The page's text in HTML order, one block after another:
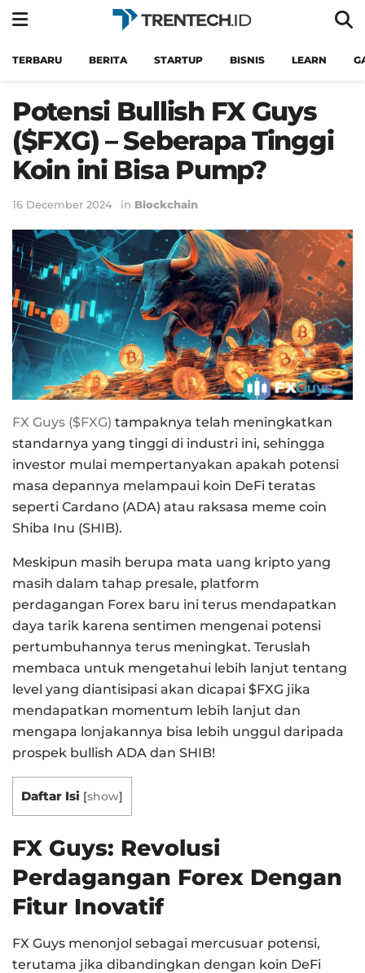
TERBARU BERITA STARTUP BISNIS LEARN
Potensi Bullish FX Guys
($FXG) – Seberapa Tinggi
Koin ini Bisa Pump?
16 December 2024 in Blockchain
FX Guys ($FXG) tampaknya telah meningkatkan
standarnya yang tinggi di industri ini, sehingga
investor mulai mempertanyakan apakah potensi
masa depannya melampaui koin DeFi teratas
seperti Cardano (ADA) atau raksasa meme coin
Shiba Inu (SHIB).
Meskipun masih berupa mata uang kripto yang
masih dalam tahap presale, platform
perdagangan Forex baru ini terus mendapatkan
daya tarik karena sentimen mengenai potensi
pertumbuhannya terus meningkat. Teruslah
membaca untuk mengetahui lebih lanjut tentang
level yang diantisipasi akan dicapai $FXG jika
mendapatkan momentum lebih lanjut dan
mengapa lonjakannya bisa lebih unggul daripada
prospek bullish ADA dan SHIB!
Daftar Isi [show]
FX Guys: Revolusi
Perdagangan Forex Dengan
Fitur Inovatif
FX Guys menonjol sebagai mercusuar potensi,
terutama jika dibandingkan dengan koin DeFi